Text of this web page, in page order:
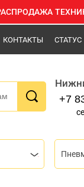
КОНТАКТЫ
+7